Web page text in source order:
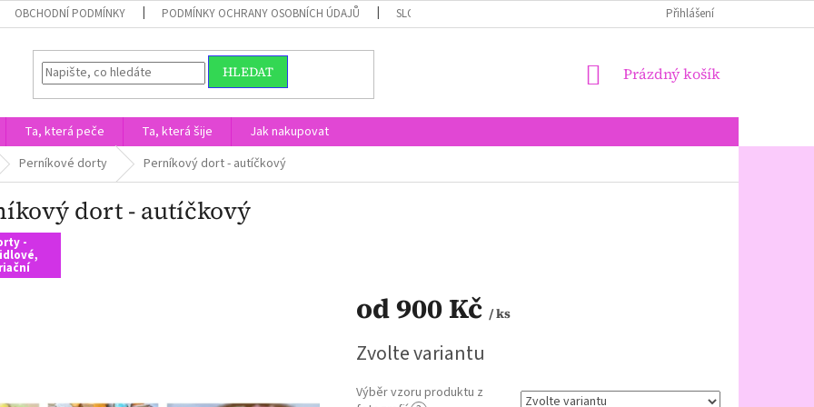
OBCHODNÍ PODMÍNKY PODMÍNKY OCHRANY OSOBNÍCH ÚDAJŮ SLOŽENÍ PERNÍKŮ + ALERGENY + EČKA JAK NAKUPOVAT
Přihlášení
HLEDAT
NÁKUPNÍ
Prázdný košík
Ta, která peče Ta, která šije
Jak nakupovat
Perníkové dorty Perníkový dort - autíčkový
dort - autíčkový
-
od900 Kč / ks
cena:
Zvolte variantu
Výběr vzoru produktu z